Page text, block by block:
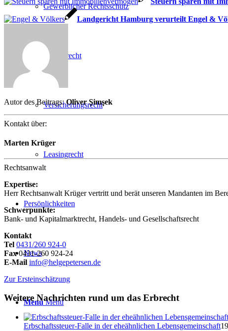
Gewerblicher Rechtsschutz
Arbeitsrecht
Versicherungsrecht
Leasingrecht
Persönlichkeiten
News
Menü Menü
Landgericht Hamburg verurteilt Engel &
Autor des Beitrags:Oliver Şimşek
Kontakt über:
Marten Krüger
Rechtsanwalt
Expertise:
Herr Rechtsanwalt Krüger vertritt und berät unseren Mandanten im
Schwerpunkte:
Bank- und Kapitalmarktrecht, Handels- und Gesellschaftsrecht
Kontakt
Tel 0431/260 924-0
Fax0431-260 924-24
E-Mail info@helgepetersen.de
Zur Ersteinschätzung
Weitere Nachrichten rund um das Erbrecht
Erbschaftssteuer-Falle in der eheähnlichen Lebensgemeinschaft